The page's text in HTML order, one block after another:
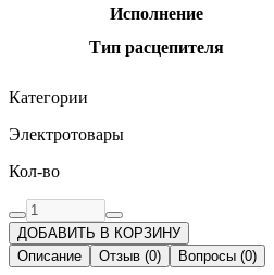
Исполнение
Тип расцепителя
Категории
Электротовары
Кол-во
ДОБАВИТЬ В КОРЗИНУ
Описание
Отзыв (0) Вопросы (0)